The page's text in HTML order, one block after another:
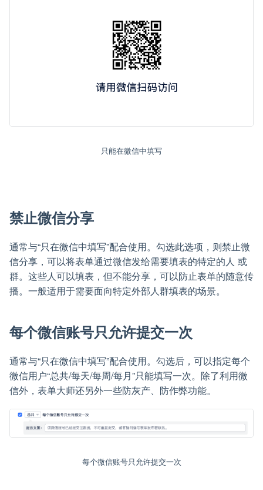
只能在微信中填写
禁止微信分享
通常与“只在微信中填写”配合使用。勾选此选项，则禁止微
信分享，可以将表单通过微信发给需要填表的特定的人 或
群。这些人可以填表，但不能分享，可以防止表单的随意传
播。一般适用于需要面向特定外部人群填表的场景。
每个微信账号只允许提交一次
通常与“只在微信中填写”配合使用。勾选后，可以指定每个
微信用户“总共/每天/每周/每月”只能填写一次。除了利用微
信外，表单大师还另外一些防灰产、防作弊功能。
每个微信账号只允许提交一次